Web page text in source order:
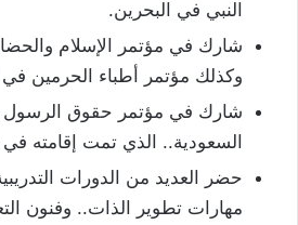
النبي في البحرين.
شارك في مؤتمر الإسلام
وكذلك مؤتمر أطباء الحرمين
شارك في مؤتمر حقوق الرسول
السعودية.. الذي تمت إقامته
حضر العديد من الدورات
مهارات تطوير الذات.. وفنون